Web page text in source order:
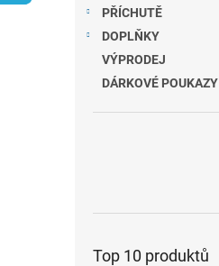
PŘÍCHUTĚ
DOPLŇKY
VÝPRODEJ
DÁRKOVÉ POUKAZY
Top 10 produktů